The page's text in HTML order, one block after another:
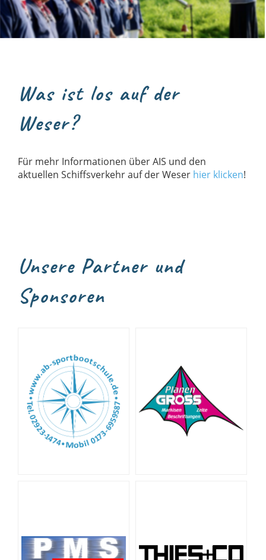
Was ist los auf der
Weser?
Für mehr Informationen über AIS und den
aktuellen Schiffsverkehr auf der Weser hier klicken!
Unsere Partner und
Sponsoren